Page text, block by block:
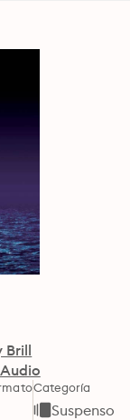
Brill
Categoría
Suspenso